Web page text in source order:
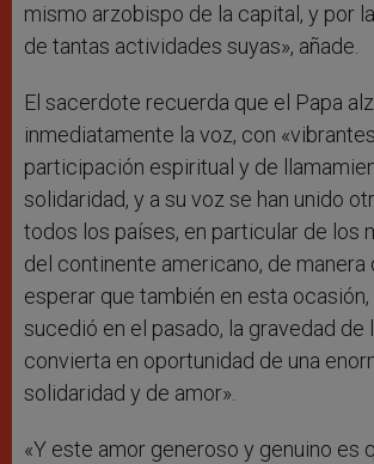
mismo arzobispo de la capital, y por
de tantas actividades suyas», añade.
El sacerdote recuerda que el Papa
inmediatamente la voz, con
participación espiritual y de
solidaridad, y a su voz se han unido
todos los países, en particular de los
del continente americano, de manera
esperar que también en esta
sucedió en el pasado, la gravedad de
convierta en oportunidad de una
solidaridad y de amor».
«Y este amor generoso y genuino es